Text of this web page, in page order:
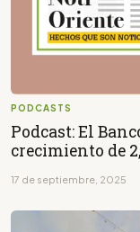
PODCASTS
Podcast: El
crecimiento de
17 de septiembre, 2025